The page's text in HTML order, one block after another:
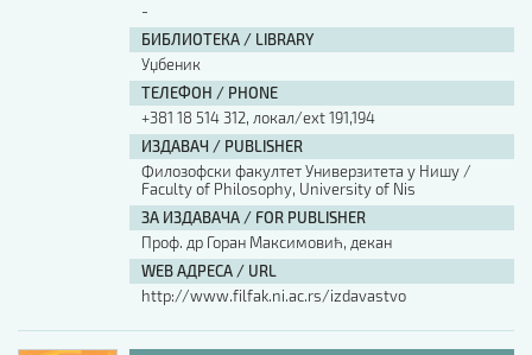
АУТОР / AUTHOR
ISBN
-
БИБЛИОТЕКА / LIBRARY
Уџбеник
ТЕЛЕФОН / PHONE
+381 18 514 312, локал/ext 191,194
ИЗДАВАЧ / PUBLISHER
Филозофски факултет Универзитета у Нишу /
Faculty of Philosophy, University of Nis
ЗА ИЗДАВАЧА / FOR PUBLISHER
Проф. др Горан Максимовић, декан
WEB АДРЕСА / URL
http://www.filfak.ni.ac.rs/izdavastvo